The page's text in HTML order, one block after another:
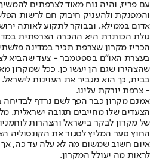
עם פריז, והיה נוח מאוד לצרפתים
והמפנקת ולהעניק חיבוק חם לרשות
אדום בממילא, ובבוקר לתקוע לאותה
הכריז מקרון שצרפת תכיר במדינה
בעצרת האו"ם בספטמבר - צעד שהביא
שהצהירו שגם הן יעשו כן. ככל שמקרון
בבית, כך הוא מגביר את העוינות
- צרפת יורקת עלינו.
אמנם מקרון כבר הפך לשם נרדף לבדיחה
הצעדים שלו מחייבים תגובה ישראלית.
של מקרון לבקר בישראל והצהרות
החוץ סער המליץ לסגור את הקונסוליה
איום חשוב שמשום מה לא עלה עד כה, אך
לראות מה יעולל המקרון.